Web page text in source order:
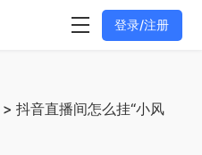
登录/注册
> 抖音直播间怎么挂“小风